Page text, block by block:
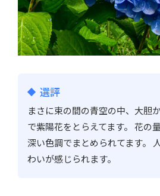
選評
まさに束の間の青空の中、大胆
で紫陽花をとらえてます。 花の
深い色調でまとめられてます。
わいが感じられます。